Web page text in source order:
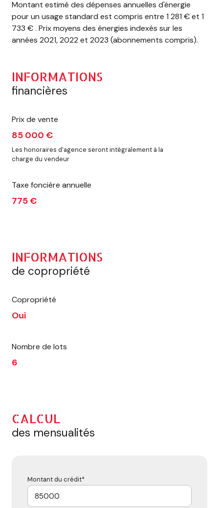
Montant estimé des dépenses annuelles d'énergie
pour un usage standard est compris entre 1 281 € et 1
733 € . Prix moyens des énergies indexés sur les
années 2021, 2022 et 2023 (abonnements compris).
INFORMATIONS
financières
Prix de vente
85 000 €
Les honoraires d'agence seront intégralement à la
charge du vendeur
Taxe foncière annuelle
775 €
INFORMATIONS
de copropriété
Copropriété
Oui
Nombre de lots
6
CALCUL
des mensualités
Montant du crédit*